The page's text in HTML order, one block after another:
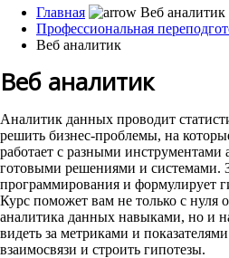
Главная
Профессиональная
Веб аналитик
Веб аналитик
Аналитик данных проводит
решить бизнес-проблемы, на
работает с разными инструментами
готовыми решениями и системами.
программирования и формулирует
Курс поможет вам не только с нуля
аналитика данных навыками, но и
видеть за метриками и
взаимосвязи и строить гипотезы.